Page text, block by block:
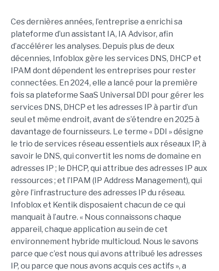
Ces dernières années, l’entreprise a enrichi sa
plateforme d’un assistant IA, IA Advisor, afin
d’accélérer les analyses. Depuis plus de deux
décennies, Infoblox gère les services DNS, DHCP et
IPAM dont dépendent les entreprises pour rester
connectées. En 2024, elle a lancé pour la première
fois sa plateforme SaaS Universal DDI pour gérer les
services DNS, DHCP et les adresses IP à partir d’un
seul et même endroit, avant de s’étendre en 2025 à
davantage de fournisseurs. Le terme « DDI » désigne
le trio de services réseau essentiels aux réseaux IP, à
savoir le DNS, qui convertit les noms de domaine en
adresses IP ; le DHCP, qui attribue des adresses IP aux
ressources ; et l’IPAM (IP Address Management), qui
gère l’infrastructure des adresses IP du réseau.
Infoblox et Kentik disposaient chacun de ce qui
manquait à l’autre. « Nous connaissons chaque
appareil, chaque application au sein de cet
environnement hybride multicloud. Nous le savons
parce que c’est nous qui avons attribué les adresses
IP, ou parce que nous avons acquis ces actifs », a